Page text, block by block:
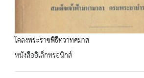
โคลงพระราชพิธีทวาทศมาส
หนังสืออิเล็กทรอนิกส์